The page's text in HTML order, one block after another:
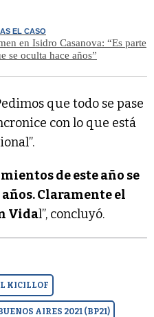
EL CASO
en Isidro Casanova: “Es parte
se oculta hace años”
que todo se pase
con lo que está
de este año se
Claramente el
Vidal”, concluyó.
KICILLOF
AIRES 2021 (BP21)